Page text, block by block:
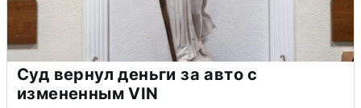
Суд вернул деньги за авто с
измененным VIN